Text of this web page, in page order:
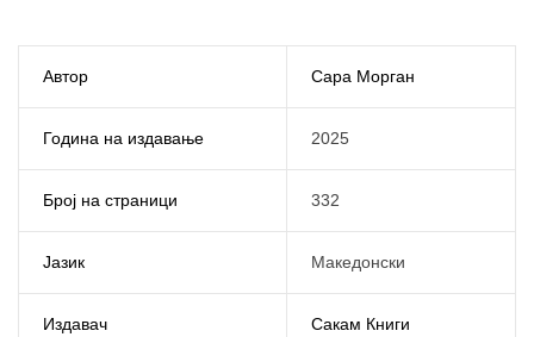
Автор Сара Морган
Година на издавање 2025
Број на страници 332
Јазик Македонски
Издавач Сакам Книги